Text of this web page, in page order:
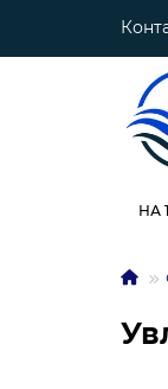
НА